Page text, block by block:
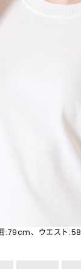
:79cm、ウエスト